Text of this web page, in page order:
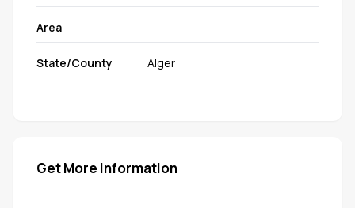
Area
State/County Alger
Get More Information